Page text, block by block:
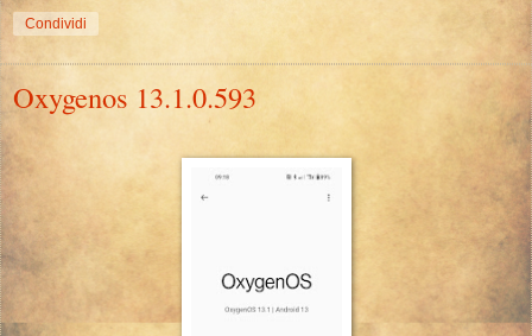
Condividi
Oxygenos 13.1.0.593